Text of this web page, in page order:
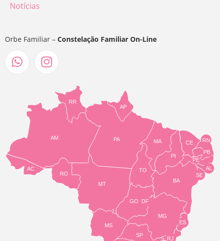
Notícias
Orbe Familiar – Constelação Familiar On-Line
TO
BA
SE
PE
AL
RN
CE
PI
MA
AP
PA
RR
AM
AC
RO
MT
MS
GO
SP
MG
RJ
ES
DF
PB